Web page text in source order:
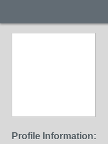
Profile Information: